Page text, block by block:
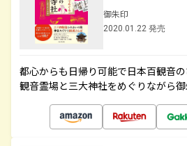
御朱印
2020.01.22 発売
都心からも日帰り可能で日本百観音
観音霊場と三大神社をめぐりながら御